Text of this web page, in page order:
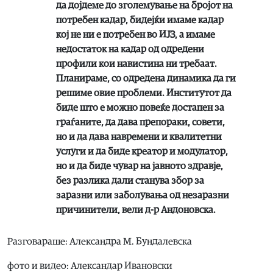
да дојдеме до зголемување на бројот на
потребен кадар, бидејќи имаме кадар
кој не ни е потребен во ИЈЗ, а имаме
недостаток на кадар од одредени
профили кои навистина ни требаат.
Планираме, со одредена динамика да ги
решиме овие проблеми. Институтот да
биде што е можно повеќе достапен за
граѓаните, да дава препораки, совети,
но и да дава навремени и квалитетни
услуги и да биде креатор и модулатор,
но и да биде чувар на јавното здравје,
без разлика дали станува збор за
заразни или заболувања од незаразни
причинители, вели д-р Андоновска.
Разговараше: Александра М. Бундалевска
фото и видео: Александар Ивановски